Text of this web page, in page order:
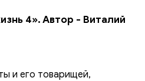
4». Автор - Виталий
и его товарищей,